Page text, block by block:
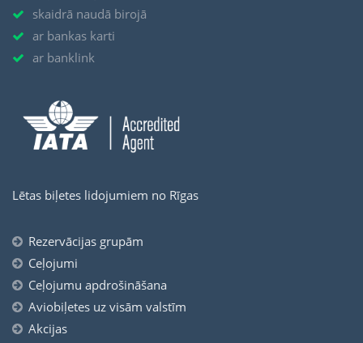
skaidrā naudā birojā
ar bankas karti
ar banklink
Lētas biļetes lidojumiem no Rīgas
Rezervācijas grupām
Ceļojumi
Ceļojumu apdrošināšana
Aviobiļetes uz visām valstīm
Akcijas